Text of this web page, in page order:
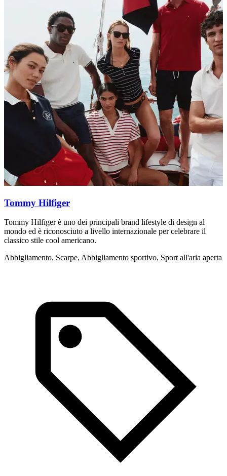
Tommy Hilfiger
Tommy Hilfiger è uno dei principali brand lifestyle di design al
mondo ed è riconosciuto a livello internazionale per celebrare il
classico stile cool americano.
Abbigliamento, Scarpe, Abbigliamento sportivo, Sport all'aria aperta